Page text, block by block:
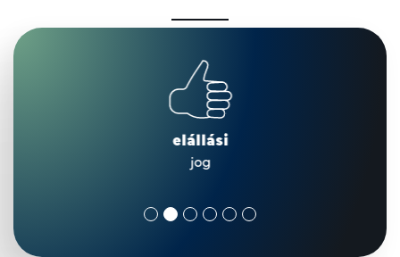
elállási
jog